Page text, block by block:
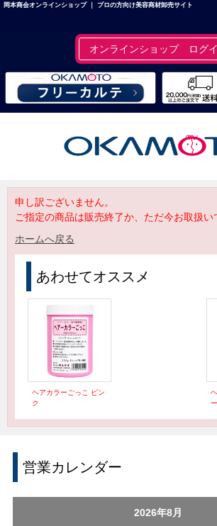
岡本商会オンラインショップ ｜ プロの方向け美容商材卸売サイト
オンラインショップ ログ
申し訳ございません。
ご指定の商品は販売終了か、ただ今お取扱い
ホームへ戻る
あわせてオススメ
ヘアカラーごっこ ピン
ク
ー
営業カレンダー
2026年8月